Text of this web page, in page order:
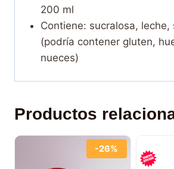
200 ml
Contiene: sucralosa, leche,
(podría contener gluten,
nueces)
Productos
-26%